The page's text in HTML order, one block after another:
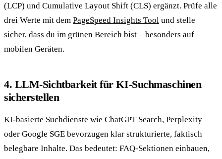
(LCP) und Cumulative Layout Shift (CLS) ergänzt. Prüfe alle
drei Werte mit dem PageSpeed Insights Tool und stelle
sicher, dass du im grünen Bereich bist – besonders auf
mobilen Geräten.
4. LLM-Sichtbarkeit für KI-Suchmaschinen
sicherstellen
KI-basierte Suchdienste wie ChatGPT Search, Perplexity
oder Google SGE bevorzugen klar strukturierte, faktisch
belegbare Inhalte. Das bedeutet: FAQ-Sektionen einbauen,